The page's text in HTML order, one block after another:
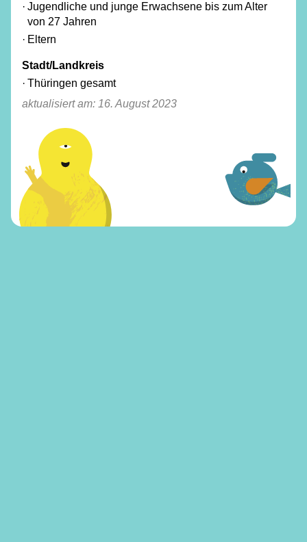
Jugendliche und junge Erwachsene bis zum Alter
von 27 Jahren
Eltern
Stadt/Landkreis
Thüringen gesamt
aktualisiert am: 16. August 2023